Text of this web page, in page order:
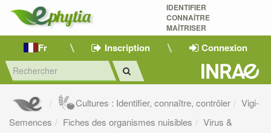
IDENTIFIER
CONNAÎTRE
MAÎTRISER
Fr Inscription Connexion
Cultures : Identifier, connaître, contrôler
Vigi-
Semences
Fiches des organismes nuisibles
Virus &